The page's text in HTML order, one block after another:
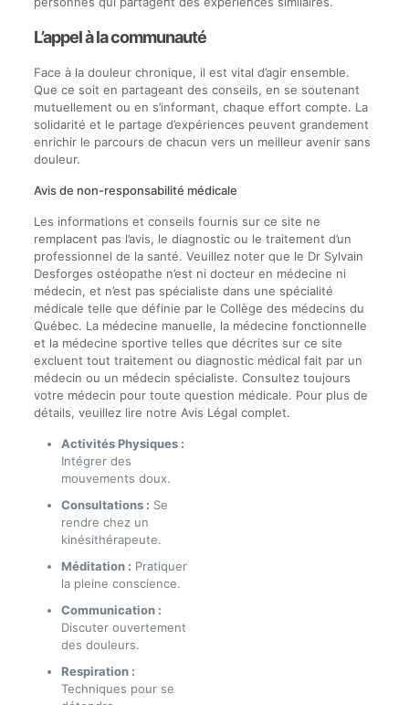
L’appel à la communauté
Face à la douleur chronique, il est vital d’agir ensemble.
Que ce soit en partageant des conseils, en se soutenant
mutuellement ou en s’informant, chaque effort compte. La
solidarité et le partage d’expériences peuvent grandement
enrichir le parcours de chacun vers un meilleur avenir sans
douleur.
Avis de non-responsabilité médicale
Les informations et conseils fournis sur ce site ne
remplacent pas l’avis, le diagnostic ou le traitement d’un
professionnel de la santé. Veuillez noter que le Dr Sylvain
Desforges ostéopathe n’est ni docteur en médecine ni
médecin, et n’est pas spécialiste dans une spécialité
médicale telle que définie par le Collège des médecins du
Québec. La médecine manuelle, la médecine fonctionnelle
et la médecine sportive telles que décrites sur ce site
excluent tout traitement ou diagnostic médical fait par un
médecin ou un médecin spécialiste. Consultez toujours
votre médecin pour toute question médicale. Pour plus de
détails, veuillez lire notre Avis Légal complet.
Activités Physiques :
Intégrer des
mouvements doux.
Consultations : Se
rendre chez un
kinésithérapeute.
Méditation : Pratiquer
la pleine conscience.
Communication :
Discuter ouvertement
des douleurs.
Respiration :
Techniques pour se